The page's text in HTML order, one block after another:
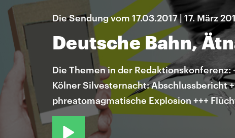
Die Sendung vom 17.03.2017 | 17. März
Deutsche Bahn,
Die Themen in der Redaktionskonferenz:
Kölner Silvesternacht: Abschlussbericht
phreatomagmatische Explosion +++